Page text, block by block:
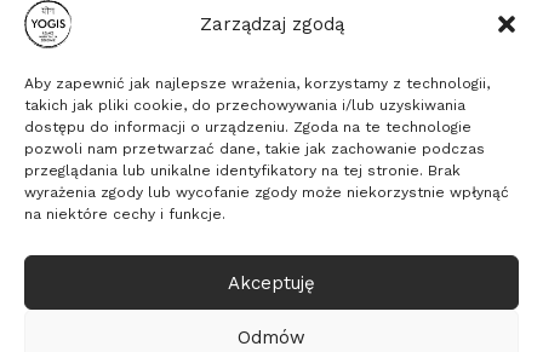
Zarządzaj zgodą
Aby zapewnić jak najlepsze wrażenia, korzystamy z technologii,
takich jak pliki cookie, do przechowywania i/lub uzyskiwania
dostępu do informacji o urządzeniu. Zgoda na te technologie
pozwoli nam przetwarzać dane, takie jak zachowanie podczas
przeglądania lub unikalne identyfikatory na tej stronie. Brak
wyrażenia zgody lub wycofanie zgody może niekorzystnie wpłynąć
na niektóre cechy i funkcje.
Akceptuję
Odmów
Stowarzyszenie Yogis
ul. Długa 16b/33, 53-658 Wrocław
KRS: 0000635494, NIP: 8971828289, REGON:
© 2026 Yogis - medytacja, relaksacja, zdrowie
Pixelmarketing